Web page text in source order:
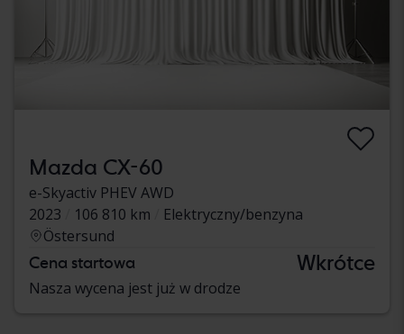
Mazda CX-60
e-Skyactiv PHEV AWD
2023
106 810 km
Elektryczny/benzyna
Östersund
Cena startowa Wkrótce
Nasza wycena jest już w drodze